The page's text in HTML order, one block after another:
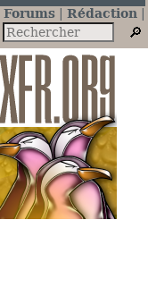
Forums
Rédaction